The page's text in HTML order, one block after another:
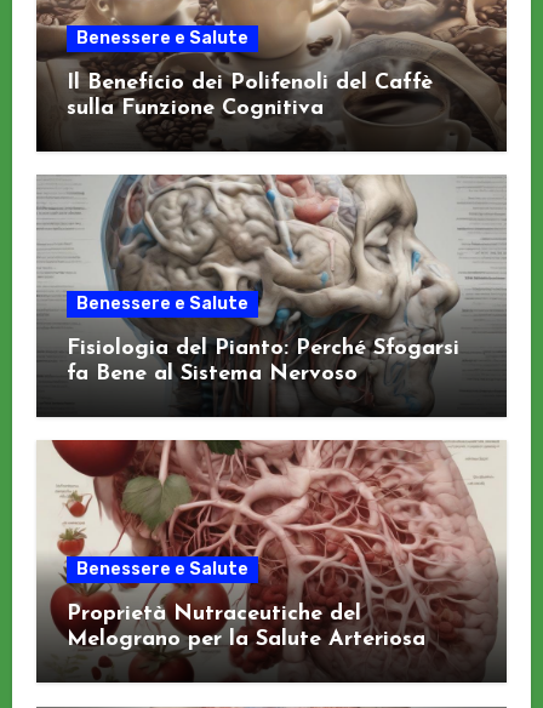
Benessere e Salute
Il Beneficio dei Polifenoli del Caffè
sulla Funzione Cognitiva
Benessere e Salute
Fisiologia del Pianto: Perché Sfogarsi
fa Bene al Sistema Nervoso
Benessere e Salute
Proprietà Nutraceutiche del
Melograno per la Salute Arteriosa